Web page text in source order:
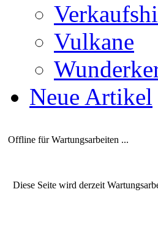
Vulkane
Neue Artikel
Offline für Wartungsarbeiten ...
Diese Seite wird derzeit